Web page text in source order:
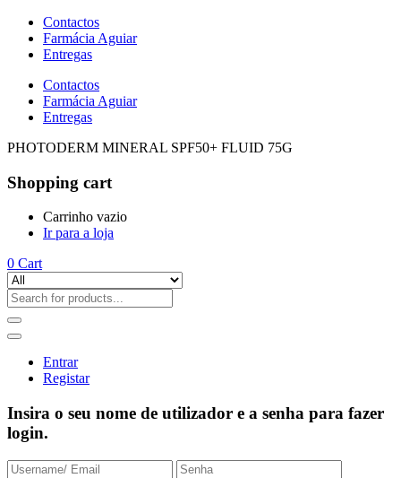
Contactos
Farmácia Aguiar
Entregas
Contactos
Farmácia Aguiar
Entregas
PHOTODERM MINERAL SPF50+ FLUID 75G
Shopping cart
Carrinho vazio
Ir para a loja
0 Cart
Entrar
Registar
Insira o seu nome de utilizador e a senha para fazer
login.